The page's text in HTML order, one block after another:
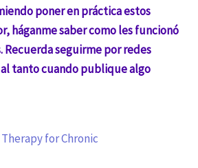
poner en práctica estos
háganme saber como les funcionó
Recuerda seguirme por redes
al tanto cuando publique algo
for Chronic